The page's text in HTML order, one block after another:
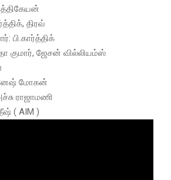
திரவ்
பி.கார்த்திக்
குமார், ஜேசன் வில்லியம்ஸ்
மோகன்
ராஜாமணி
( AIM )